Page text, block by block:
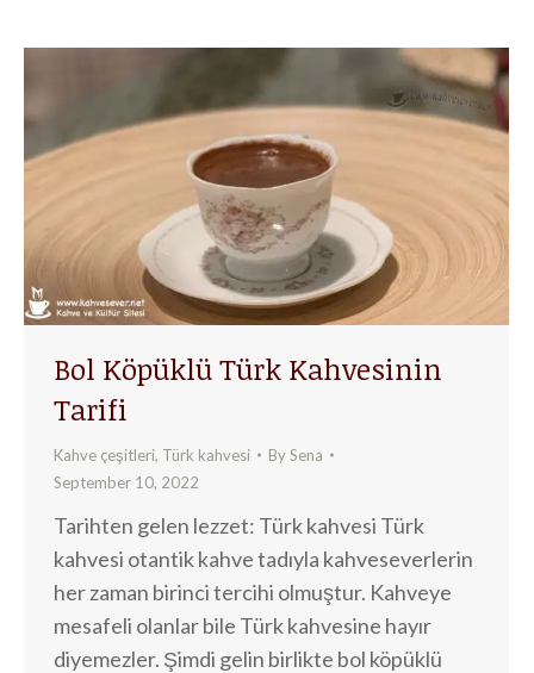
Bol Köpüklü Türk Kahvesinin
Tarifi
Kahve çeşitleri, Türk kahvesi BySena
September 10, 2022
Tarihten gelen lezzet: Türk kahvesi Türk
kahvesi otantik kahve tadıyla kahveseverlerin
her zaman birinci tercihi olmuştur. Kahveye
mesafeli olanlar bile Türk kahvesine hayır
diyemezler. Şimdi gelin birlikte bol köpüklü